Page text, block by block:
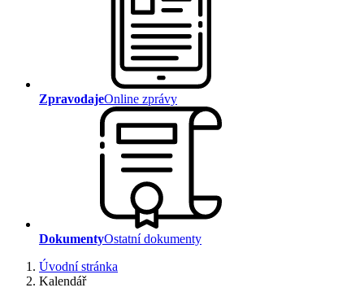
ZpravodajeOnline zprávy
DokumentyOstatní dokumenty
Úvodní stránka
Kalendář